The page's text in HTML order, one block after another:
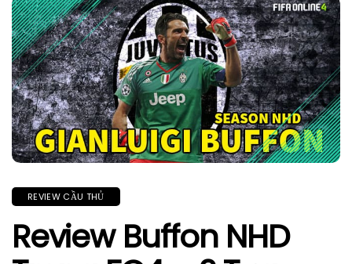
REVIEW CẦU THỦ
Review Buffon NHD